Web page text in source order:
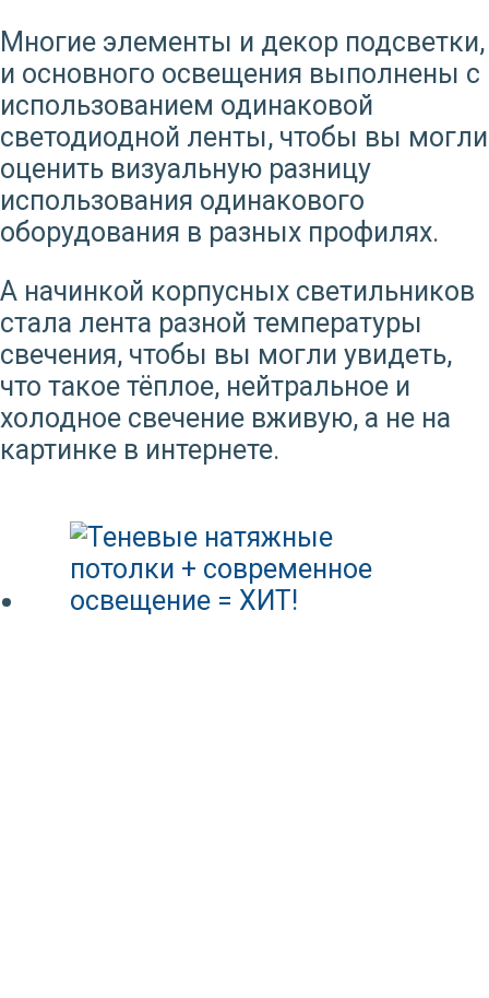
Многие элементы и декор подсветки,
и основного освещения выполнены с
использованием одинаковой
светодиодной ленты, чтобы вы могли
оценить визуальную разницу
использования одинакового
оборудования в разных профилях.
А начинкой корпусных светильников
стала лента разной температуры
свечения, чтобы вы могли увидеть,
что такое тёплое, нейтральное и
холодное свечение вживую, а не на
картинке в интернете.